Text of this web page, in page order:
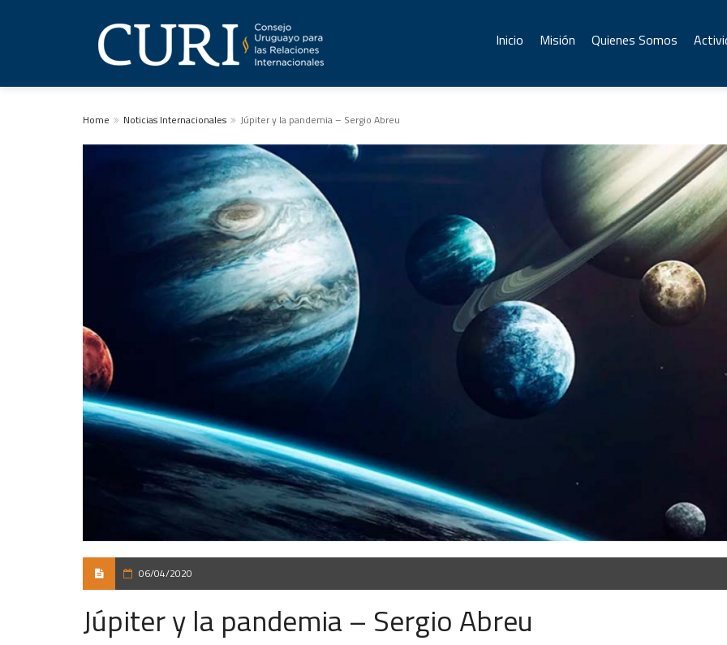
Inicio Misión Quienes Somos
Home Noticias Internacionales Júpiter y la pandemia – Sergio Abreu
06/04/2020
Júpiter y la pandemia – Sergio Abreu